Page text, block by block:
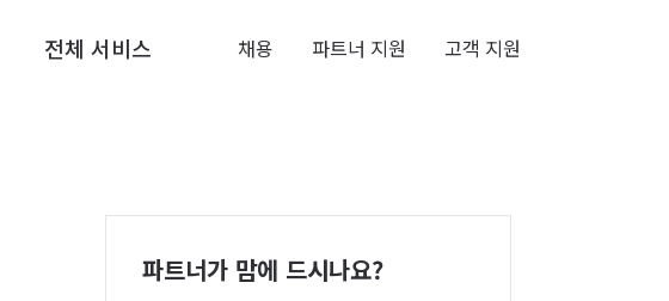
전체 서비스 채용 파트너 지원 고객 지원
파트너가 맘에 드시나요?